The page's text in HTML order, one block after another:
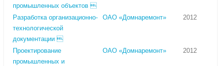
промышленных объектов 
Разработка организационно-
технологической
документации 
ОАО «Домнаремонт» 2012
Проектирование
промышленных и
ОАО «Домнаремонт» 2012